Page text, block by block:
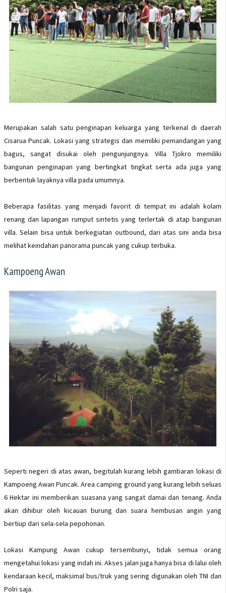
Merupakan salah satu penginapan keluarga yang terkenal di daerah
Cisarua Puncak. Lokasi yang strategis dan memiliki pemandangan yang
bagus, sangat disukai oleh pengunjungnya. Villa Tjokro memiliki
bangunan penginapan yang bertingkat tingkat serta ada juga yang
berbentuk layaknya villa pada umumnya.
Beberapa fasilitas yang menjadi favorit di tempat ini adalah kolam
renang dan lapangan rumput sintetis yang terlertak di atap bangunan
villa. Selain bisa untuk berkegiatan outbound, dari atas sini anda bisa
melihat keindahan panorama puncak yang cukup terbuka.
Kampoeng Awan
Seperti negeri di atas awan, begitulah kurang lebih gambaran lokasi di
Kampoeng Awan Puncak. Area camping ground yang kurang lebih seluas
6 Hektar ini memberikan suasana yang sangat damai dan tenang. Anda
akan dihibur oleh kicauan burung dan suara hembusan angin yang
bertiup dari sela-sela pepohonan.
Lokasi Kampung Awan cukup tersembunyi, tidak semua orang
mengetahui lokasi yang indah ini. Akses jalan juga hanya bisa di lalui oleh
kendaraan kecil, maksimal bus/truk yang sering digunakan oleh TNI dan
Polri saja.